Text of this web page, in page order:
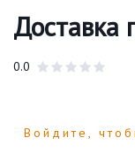
Доставка
0.0
Войдите,